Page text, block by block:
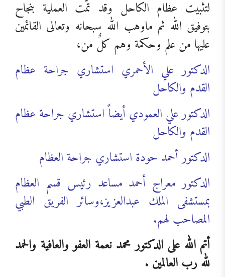
لتثبيت عظام الكاحل وقد تمّت العملية بنجاح
بتوفيق الله ثم ماوهب الله سبحانه وتعالى القائمين
عليها من علم وحكمة وهم كلٌ من،
الدكتور علي الأحمري استشاري جراحة عظام
القدم والكاحل
الدكتور علي العمودي أيضاً استشاري جراحة عظام
القدم والكاحل
الدكتور أحمد حودة استشاري جراحة العظام
الدكتور معراج أحمد مساعد رئيس قسم العظام
بمستشفى الملك عبدالعزيز،وسائر الفريق الطبي
المصاحب لهم.
أتم الله على الدكتور محمد نعمة العفو والعافية والحمد
لله رب العالمين .